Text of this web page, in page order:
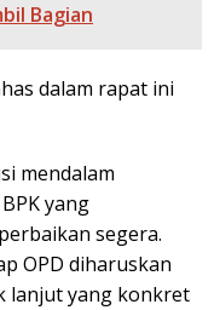
Bagian
dalam rapat ini
mendalam
yang
segera.
OPD diharuskan
lanjut yang konkret